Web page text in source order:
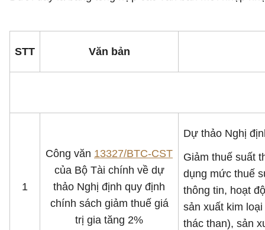
STT Văn bản
1
Công văn 13327/BTC-CST
của Bộ Tài chính về dự
thảo Nghị định quy định
chính sách giảm thuế giá
trị gia tăng 2%
Dự thảo Nghị
Giảm thuế suất
dụng mức thuế
thông tin, hoạt
sản xuất kim
thác than), sản